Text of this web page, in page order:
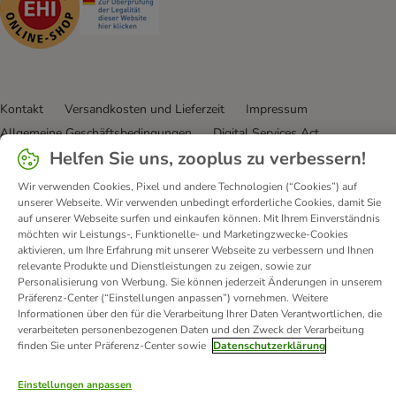
Kontakt Versandkosten und Lieferzeit
Impressum
Allgemeine Geschäftsbedingungen
Digital Services Act
Vertrag widerrufen
Entsorgungs- und Umweltbestimmungen
Zahlungsarten
Über uns Partnerprogramme
Karriere
Corporate Website
Datenschutz Erklärung zur Barrierefreiheit
© zooplus SE2026
Helfen Sie uns, zooplus zu verbessern!
Wir verwenden Cookies, Pixel und andere Technologien (“Cookies”) auf
unserer Webseite. Wir verwenden unbedingt erforderliche Cookies, damit Sie
auf unserer Webseite surfen und einkaufen können. Mit Ihrem Einverständnis
möchten wir Leistungs-, Funktionelle- und Marketingzwecke-Cookies
aktivieren, um Ihre Erfahrung mit unserer Webseite zu verbessern und Ihnen
relevante Produkte und Dienstleistungen zu zeigen, sowie zur
Personalisierung von Werbung. Sie können jederzeit Änderungen in unserem
Präferenz-Center (“Einstellungen anpassen”) vornehmen. Weitere
Informationen über den für die Verarbeitung Ihrer Daten Verantwortlichen, die
verarbeiteten personenbezogenen Daten und den Zweck der Verarbeitung
finden Sie unter Präferenz-Center sowie Datenschutzerklärung
Einstellungen anpassen